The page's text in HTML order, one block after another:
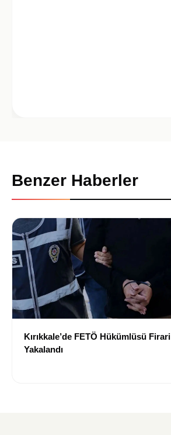
Benzer Haberler
Kırıkkale’de FETÖ Hükümlüsü Firari
Yakalandı